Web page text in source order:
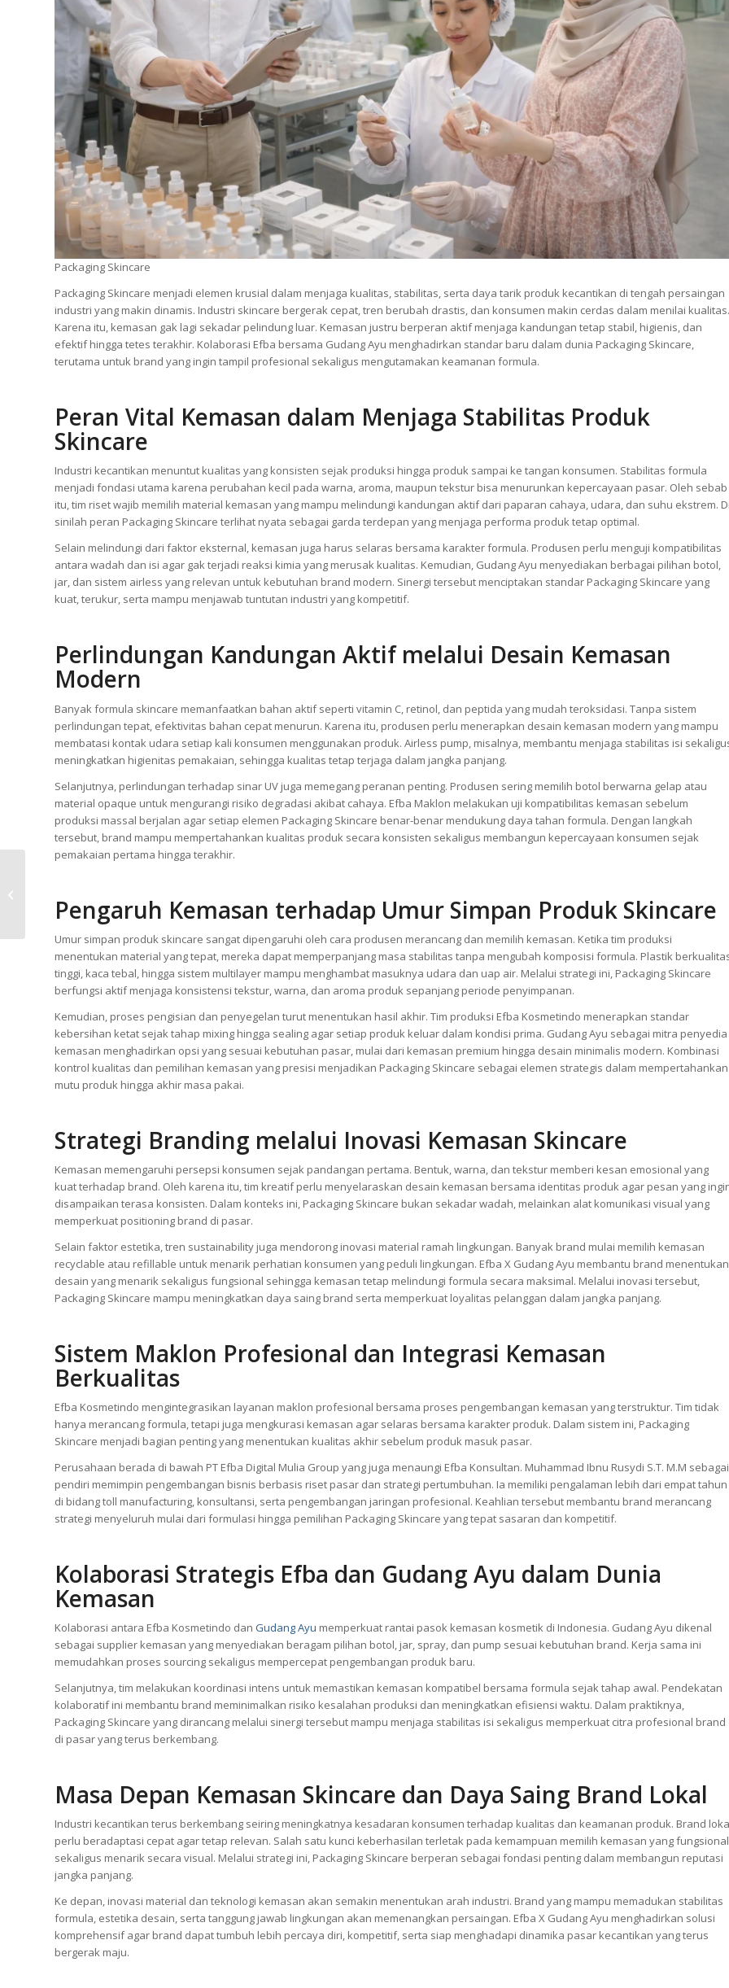
Packaging Skincare
Packaging Skincare menjadi elemen krusial dalam menjaga kualitas, stabilitas, serta daya tarik produk kecantikan di tengah persaingan
industri yang makin dinamis. Industri skincare bergerak cepat, tren berubah drastis, dan konsumen makin cerdas dalam menilai kualitas.
Karena itu, kemasan gak lagi sekadar pelindung luar. Kemasan justru berperan aktif menjaga kandungan tetap stabil, higienis, dan
efektif hingga tetes terakhir. Kolaborasi Efba bersama Gudang Ayu menghadirkan standar baru dalam dunia Packaging Skincare,
terutama untuk brand yang ingin tampil profesional sekaligus mengutamakan keamanan formula.
Peran Vital Kemasan dalam Menjaga Stabilitas Produk
Skincare
Industri kecantikan menuntut kualitas yang konsisten sejak produksi hingga produk sampai ke tangan konsumen. Stabilitas formula
menjadi fondasi utama karena perubahan kecil pada warna, aroma, maupun tekstur bisa menurunkan kepercayaan pasar. Oleh sebab
itu, tim riset wajib memilih material kemasan yang mampu melindungi kandungan aktif dari paparan cahaya, udara, dan suhu ekstrem.
sinilah peran Packaging Skincare terlihat nyata sebagai garda terdepan yang menjaga performa produk tetap optimal.
Selain melindungi dari faktor eksternal, kemasan juga harus selaras bersama karakter formula. Produsen perlu menguji kompatibilitas
antara wadah dan isi agar gak terjadi reaksi kimia yang merusak kualitas. Kemudian, Gudang Ayu menyediakan berbagai pilihan botol,
jar, dan sistem airless yang relevan untuk kebutuhan brand modern. Sinergi tersebut menciptakan standar Packaging Skincare yang
kuat, terukur, serta mampu menjawab tuntutan industri yang kompetitif.
Perlindungan Kandungan Aktif melalui Desain Kemasan
Modern
Banyak formula skincare memanfaatkan bahan aktif seperti vitamin C, retinol, dan peptida yang mudah teroksidasi. Tanpa sistem
perlindungan tepat, efektivitas bahan cepat menurun. Karena itu, produsen perlu menerapkan desain kemasan modern yang mampu
membatasi kontak udara setiap kali konsumen menggunakan produk. Airless pump, misalnya, membantu menjaga stabilitas isi
meningkatkan higienitas pemakaian, sehingga kualitas tetap terjaga dalam jangka panjang.
Selanjutnya, perlindungan terhadap sinar UV juga memegang peranan penting. Produsen sering memilih botol berwarna gelap atau
material opaque untuk mengurangi risiko degradasi akibat cahaya. Efba Maklon melakukan uji kompatibilitas kemasan sebelum
produksi massal berjalan agar setiap elemen Packaging Skincare benar-benar mendukung daya tahan formula. Dengan langkah
tersebut, brand mampu mempertahankan kualitas produk secara konsisten sekaligus membangun kepercayaan konsumen sejak
pemakaian pertama hingga terakhir.
Pengaruh Kemasan terhadap Umur Simpan Produk Skincare
Umur simpan produk skincare sangat dipengaruhi oleh cara produsen merancang dan memilih kemasan. Ketika tim produksi
menentukan material yang tepat, mereka dapat memperpanjang masa stabilitas tanpa mengubah komposisi formula. Plastik
tinggi, kaca tebal, hingga sistem multilayer mampu menghambat masuknya udara dan uap air. Melalui strategi ini, Packaging Skincare
berfungsi aktif menjaga konsistensi tekstur, warna, dan aroma produk sepanjang periode penyimpanan.
Kemudian, proses pengisian dan penyegelan turut menentukan hasil akhir. Tim produksi Efba Kosmetindo menerapkan standar
kebersihan ketat sejak tahap mixing hingga sealing agar setiap produk keluar dalam kondisi prima. Gudang Ayu sebagai mitra penyedia
kemasan menghadirkan opsi yang sesuai kebutuhan pasar, mulai dari kemasan premium hingga desain minimalis modern. Kombinasi
kontrol kualitas dan pemilihan kemasan yang presisi menjadikan Packaging Skincare sebagai elemen strategis dalam mempertahankan
mutu produk hingga akhir masa pakai.
Strategi Branding melalui Inovasi Kemasan Skincare
Kemasan memengaruhi persepsi konsumen sejak pandangan pertama. Bentuk, warna, dan tekstur memberi kesan emosional yang
kuat terhadap brand. Oleh karena itu, tim kreatif perlu menyelaraskan desain kemasan bersama identitas produk agar pesan yang
disampaikan terasa konsisten. Dalam konteks ini, Packaging Skincare bukan sekadar wadah, melainkan alat komunikasi visual yang
memperkuat positioning brand di pasar.
Selain faktor estetika, tren sustainability juga mendorong inovasi material ramah lingkungan. Banyak brand mulai memilih kemasan
recyclable atau refillable untuk menarik perhatian konsumen yang peduli lingkungan. Efba X Gudang Ayu membantu brand menentukan
desain yang menarik sekaligus fungsional sehingga kemasan tetap melindungi formula secara maksimal. Melalui inovasi tersebut,
Packaging Skincare mampu meningkatkan daya saing brand serta memperkuat loyalitas pelanggan dalam jangka panjang.
Sistem Maklon Profesional dan Integrasi Kemasan
Berkualitas
Efba Kosmetindo mengintegrasikan layanan maklon profesional bersama proses pengembangan kemasan yang terstruktur. Tim tidak
hanya merancang formula, tetapi juga mengkurasi kemasan agar selaras bersama karakter produk. Dalam sistem ini, Packaging
Skincare menjadi bagian penting yang menentukan kualitas akhir sebelum produk masuk pasar.
Perusahaan berada di bawah PT Efba Digital Mulia Group yang juga menaungi Efba Konsultan. Muhammad Ibnu Rusydi S.T. M.M sebagai
pendiri memimpin pengembangan bisnis berbasis riset pasar dan strategi pertumbuhan. Ia memiliki pengalaman lebih dari empat tahun
di bidang toll manufacturing, konsultansi, serta pengembangan jaringan profesional. Keahlian tersebut membantu brand merancang
strategi menyeluruh mulai dari formulasi hingga pemilihan Packaging Skincare yang tepat sasaran dan kompetitif.
Kolaborasi Strategis Efba dan Gudang Ayu dalam Dunia
Kemasan
Kolaborasi antara Efba Kosmetindo dan Gudang Ayu memperkuat rantai pasok kemasan kosmetik di Indonesia. Gudang Ayu dikenal
sebagai supplier kemasan yang menyediakan beragam pilihan botol, jar, spray, dan pump sesuai kebutuhan brand. Kerja sama ini
memudahkan proses sourcing sekaligus mempercepat pengembangan produk baru.
Selanjutnya, tim melakukan koordinasi intens untuk memastikan kemasan kompatibel bersama formula sejak tahap awal. Pendekatan
kolaboratif ini membantu brand meminimalkan risiko kesalahan produksi dan meningkatkan efisiensi waktu. Dalam praktiknya,
Packaging Skincare yang dirancang melalui sinergi tersebut mampu menjaga stabilitas isi sekaligus memperkuat citra profesional brand
di pasar yang terus berkembang.
Masa Depan Kemasan Skincare dan Daya Saing Brand Lokal
Industri kecantikan terus berkembang seiring meningkatnya kesadaran konsumen terhadap kualitas dan keamanan produk. Brand
perlu beradaptasi cepat agar tetap relevan. Salah satu kunci keberhasilan terletak pada kemampuan memilih kemasan yang fungsional
sekaligus menarik secara visual. Melalui strategi ini, Packaging Skincare berperan sebagai fondasi penting dalam membangun reputasi
jangka panjang.
Ke depan, inovasi material dan teknologi kemasan akan semakin menentukan arah industri. Brand yang mampu memadukan stabilitas
formula, estetika desain, serta tanggung jawab lingkungan akan memenangkan persaingan. Efba X Gudang Ayu menghadirkan solusi
komprehensif agar brand dapat tumbuh lebih percaya diri, kompetitif, serta siap menghadapi dinamika pasar kecantikan yang terus
bergerak maju.
Produksi Tiap Brand
Bisa Sangat Berbeda...